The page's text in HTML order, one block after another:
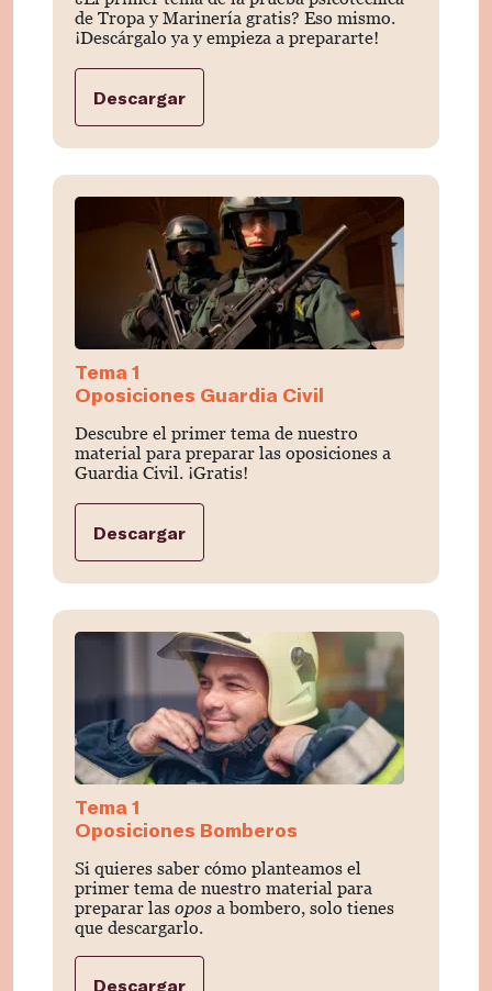
de Tropa y Marinería gratis? Eso mismo.
¡Descárgalo ya y empieza a prepararte!
Descargar
Tema 1
Oposiciones Guardia Civil
Descubre el primer tema de nuestro
material para preparar las oposiciones a
Guardia Civil. ¡Gratis!
Descargar
Tema 1
Oposiciones Bomberos
Si quieres saber cómo planteamos el
primer tema de nuestro material para
preparar las opos a bombero, solo tienes
que descargarlo.
Descargar